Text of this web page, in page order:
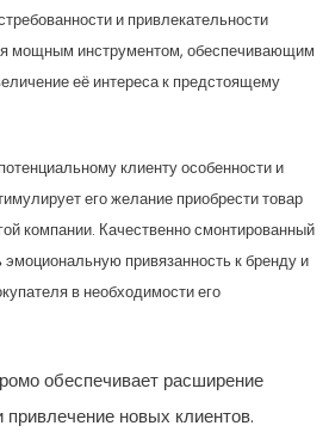
и привлекательности
мощным инструментом, обеспечивающим
её интереса к предстоящему
клиенту особенности и
его желание приобрести товар
компании. Качественно смонтированный
эмоциональную привязанность к бренду и
в необходимости его
обеспечивает расширение
новых клиентов.